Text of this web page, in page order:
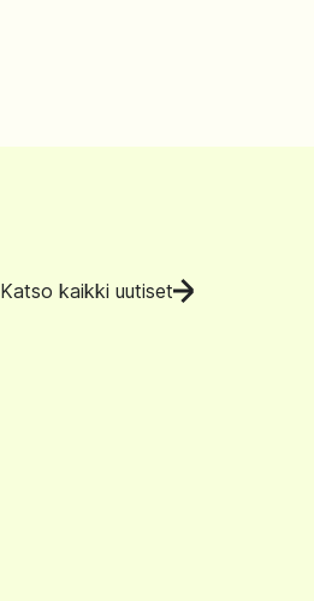
Katso kaikki uutiset